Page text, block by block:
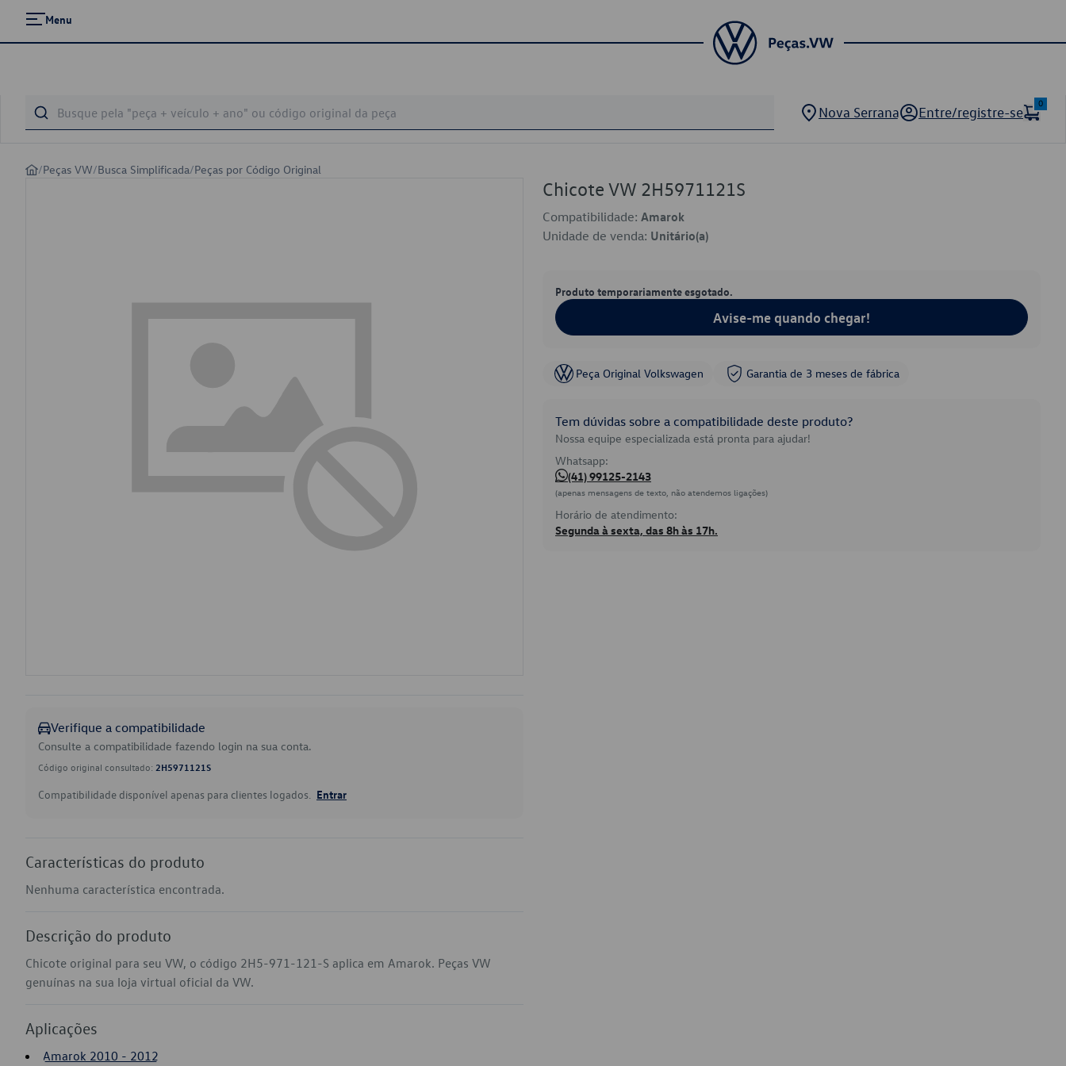
Menu
Nova Serrana Entre/registre-se
0
/Peças VW/Busca Simplificada/Peças por Código Original
Verifique a compatibilidade
Consulte a compatibilidade fazendo login na sua conta.
Código original consultado: 2H5971121S
Compatibilidade disponível apenas para clientes logados. Entrar
Características do produto
Nenhuma característica encontrada.
Descrição do produto
Chicote original para seu VW, o código 2H5-971-121-S aplica em Amarok. Peças VW
genuínas na sua loja virtual oficial da VW.
Aplicações
Amarok 2010 - 2012
Chicote VW 2H5971121S
Compatibilidade: Amarok
Unidade de venda: Unitário(a)
Produto temporariamente esgotado.
Avise-me quando chegar!
Peça Original Volkswagen Garantia de 3 meses de fábrica
Tem dúvidas sobre a compatibilidade deste produto?
Nossa equipe especializada está pronta para ajudar!
Whatsapp:
(41) 99125-2143
(apenas mensagens de texto, não atendemos ligações)
Horário de atendimento:
Segunda à sexta, das 8h às 17h.